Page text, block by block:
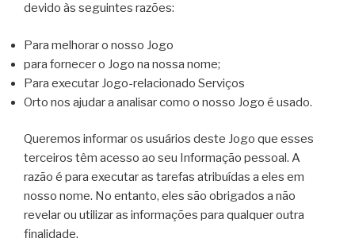
devido às seguintes razões:
Para melhorar o nosso Jogo
para fornecer o Jogo na nossa nome;
Para executar Jogo-relacionado Serviços
Orto nos ajudar a analisar como o nosso Jogo é usado.
Queremos informar os usuários deste Jogo que esses
terceiros têm acesso ao seu Informação pessoal. A
razão é para executar as tarefas atribuídas a eles em
nosso nome. No entanto, eles são obrigados a não
revelar ou utilizar as informações para qualquer outra
finalidade.